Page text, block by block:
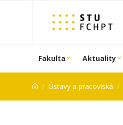
Fakulta Aktuality
Ústavy a pracoviská